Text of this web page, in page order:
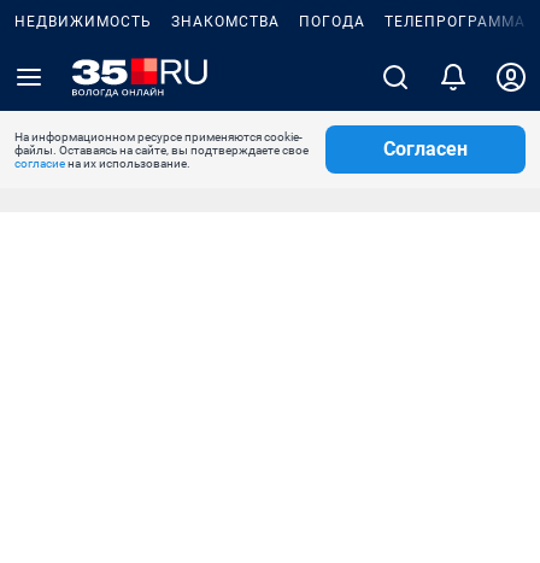
НЕДВИЖИМОСТЬ ЗНАКОМСТВА ПОГОДА ТЕЛЕПРОГРАММА
На информационном ресурсе применяются cookie-
файлы. Оставаясь на сайте, вы подтверждаете свое
согласиена их использование.
Согласен